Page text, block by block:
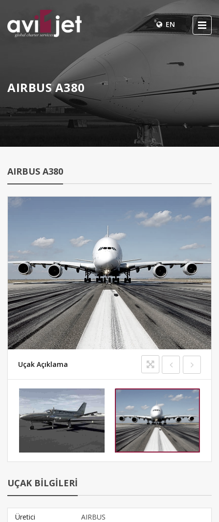
EN
AIRBUS A380
AIRBUS A380
Uçak Açıklama
UÇAK BİLGİLERİ
Üretici
AIRBUS